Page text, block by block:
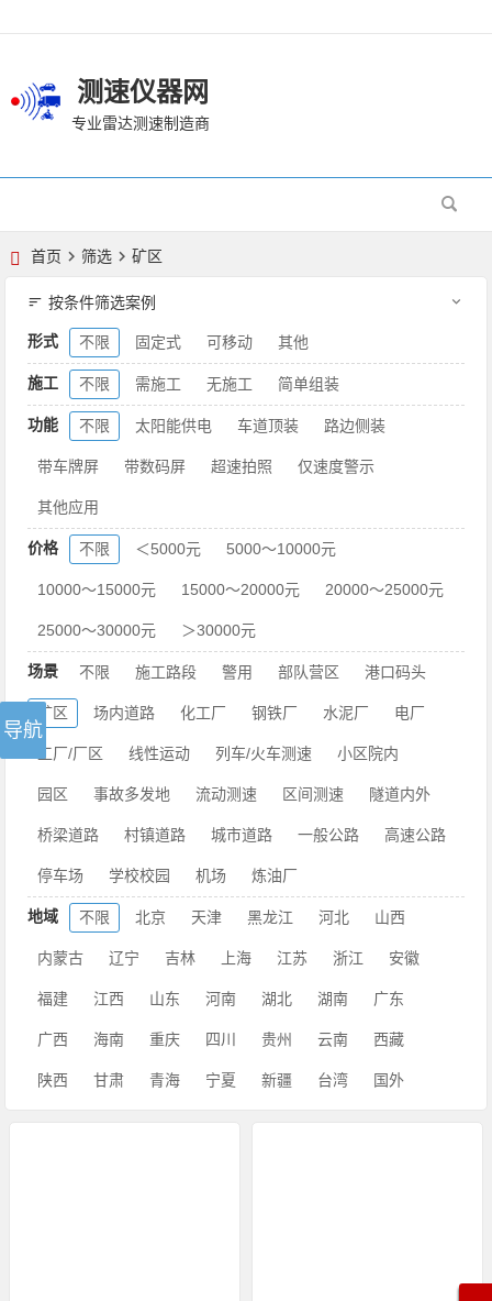
测速仪器网
专业雷达测速制造商
首页 筛选 矿区
按条件筛选案例
形式 不限 固定式 可移动 其他
施工 不限 需施工 无施工 简单组装
功能 不限 太阳能供电 车道顶装 路边侧装
带车牌屏 带数码屏 超速拍照 仅速度警示
其他应用
价格 不限 ＜5000元 5000～10000元
10000～15000元 15000～20000元 20000～25000元
25000～30000元 ＞30000元
场景 不限 施工路段 警用 部队营区 港口码头
矿区 场内道路 化工厂 钢铁厂 水泥厂 电厂
工厂/厂区 线性运动 列车/火车测速 小区院内
园区 事故多发地 流动测速 区间测速 隧道内外
桥梁道路 村镇道路 城市道路 一般公路 高速公路
停车场 学校校园 机场 炼油厂
地域 不限 北京 天津 黑龙江 河北 山西
内蒙古 辽宁 吉林 上海 江苏 浙江 安徽
福建 江西 山东 河南 湖北 湖南 广东
广西 海南 重庆 四川 贵州 云南 西藏
陕西 甘肃 青海 宁夏 新疆 台湾 国外